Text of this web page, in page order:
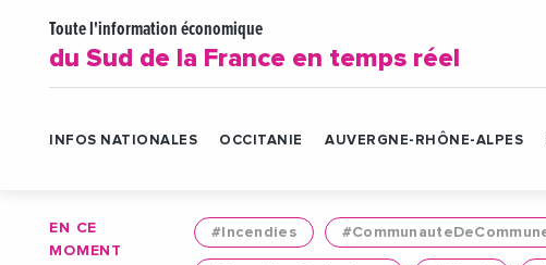
Toute l'information économique
du Sud de la France en temps réel
INFOS NATIONALES OCCITANIE AUVERGNE-RHÔNE-ALPES
EN CE
MOMENT
#Incendies